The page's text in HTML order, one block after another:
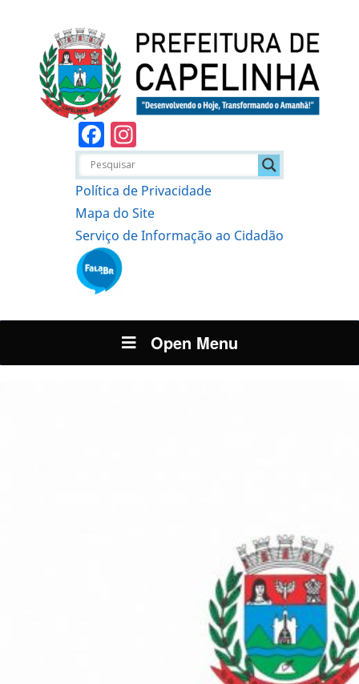
Facebook
Política de Privacidade
Mapa do Site
Serviço de Informação ao Cidadão
Open Menu